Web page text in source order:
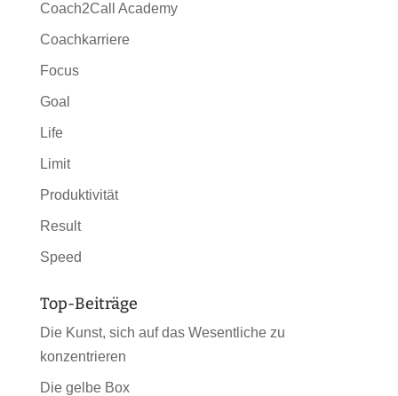
Coach2Call Academy
Coachkarriere
Focus
Goal
Life
Limit
Produktivität
Result
Speed
Top-Beiträge
Die Kunst, sich auf das Wesentliche zu
konzentrieren
Die gelbe Box